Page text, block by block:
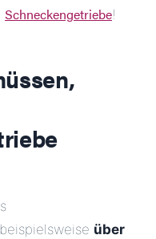
Schneckengetriebe!
über